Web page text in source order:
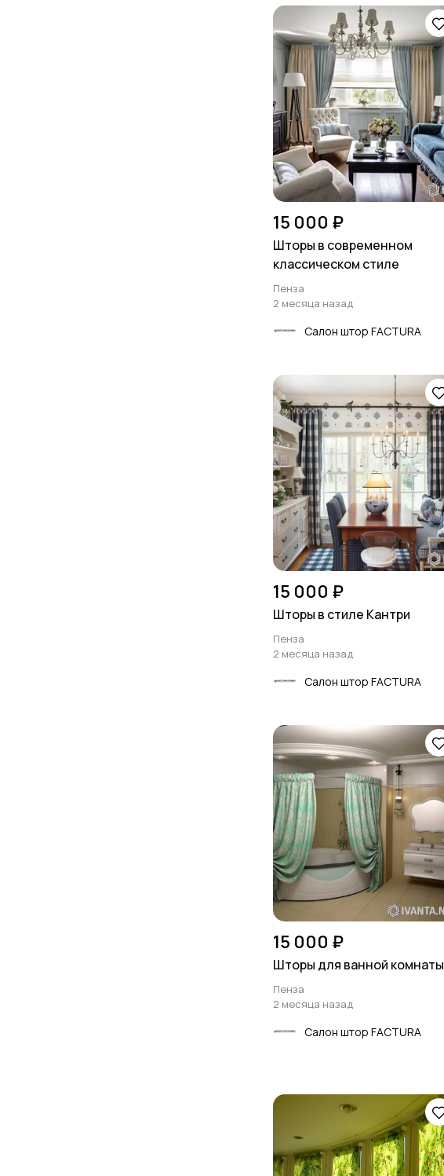
15 000 ₽
Шторы в современном
классическом стиле
Пенза
2 месяца назад
Салон штор FACTURA
15 000 ₽
Шторы в стиле Кантри
Пенза
2 месяца назад
Салон штор FACTURA
15 000 ₽
Шторы для ванной комнаты
Пенза
2 месяца назад
Салон штор FACTURA